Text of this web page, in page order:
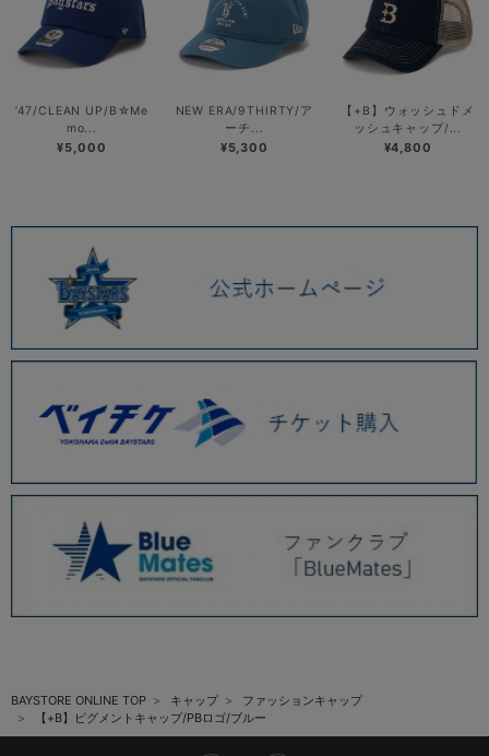
’47/CLEAN UP/B☆Me
mo...
¥5,000
NEW ERA/9THIRTY/ア
ーチ...
¥5,300
【+B】ウォッシュドメ
ッシュキャップ/...
¥4,800
BAYSTORE ONLINE TOP キャップ
ファッションキャップ
【+B】ピグメントキャップ/PBロゴ/ブルー